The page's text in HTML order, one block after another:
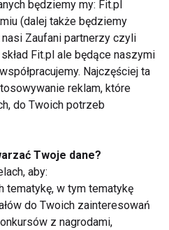
na podany adres e-mail
znajdziesz w Polityce
SIĘ
będziemy my: Fit.pl
(dalej także będziemy
Zaufani partnerzy czyli
Fit.pl ale będące naszymi
Najczęściej ta
reklam, które
do Twoich potrzeb
Twoje dane?
aby:
tematykę, w tym tematykę
do Twoich zainteresowań
z nagrodami,